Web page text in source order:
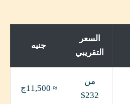
السعر
التقريبي
جنيه
من
232$
≈ 11,500ج